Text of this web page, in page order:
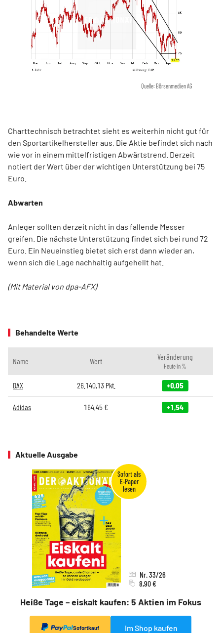
Quelle: Börsenmedien AG
Charttechnisch betrachtet sieht es weiterhin nicht gut für
den Sportartikelhersteller aus. Die Aktie befindet sich nach
wie vor in einem mittelfristigen Abwärtstrend. Derzeit
notiert der Wert über der wichtigen Unterstützung bei 75
Euro.
Abwarten
Anleger sollten derzeit nicht in das fallende Messer
greifen. Die nächste Unterstützung findet sich bei rund 72
Euro. Ein Neueinstieg bietet sich erst dann wieder an,
wenn sich die Lage nachhaltig aufgehellt hat.
(Mit Material von dpa-AFX)
Behandelte Werte
Name Wert Veränderung
Heute in %
DAX 26.140,13 Pkt. +0,05
Adidas 164,45 € +1,54
Aktuelle Ausgabe
Heiße Tage – eiskalt kaufen: 5 Aktien im Fokus
Nr. 33/26
8,90 €
Sofortkauf Im Shop kaufen